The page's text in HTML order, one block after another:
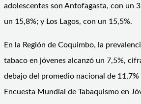
adolescentes son Antofagasta, con un
un 15,8%; y Los Lagos, con un 15,5%.
En la Región de Coquimbo, la
tabaco en jóvenes alcanzó un 7,5%,
debajo del promedio nacional de
Encuesta Mundial de Tabaquismo en